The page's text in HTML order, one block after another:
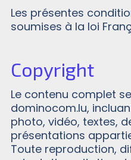
Les présentes
soumises à la loi
Copyright
Le contenu complet
dominocom.lu,
photo, vidéo, textes,
présentations
Toute reproduction,